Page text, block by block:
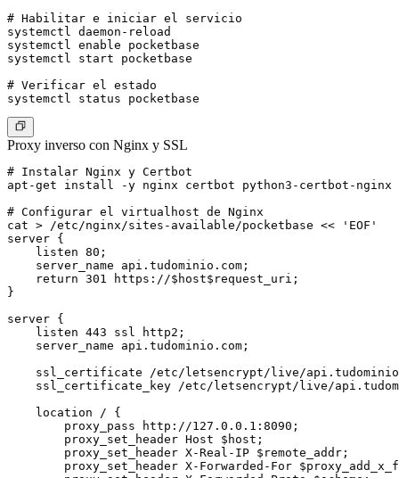
# Habilitar e iniciar el servicio
systemctl daemon-reload
systemctl enable pocketbase
systemctl start pocketbase
# Verificar el estado
Proxy inverso con Nginx y SSL
# Instalar Nginx y Certbot
apt-get install -y nginx certbot python3-certbot-nginx
# Configurar el virtualhost de Nginx
cat > /etc/nginx/sites-available/pocketbase << 'EOF'
server {
    listen 80;
    server_name api.tudominio.com;
    return 301 https://$host$request_uri;
}
server {
    listen 443 ssl http2;
    server_name api.tudominio.com;
ssl_certificate /etc/letsencrypt/live/
ssl_certificate_key /etc/letsencrypt/live/
    location / {
        proxy_pass http://127.0.0.1:8090;
        proxy_set_header Host $host;
        proxy_set_header X-Real-IP $remote_addr;
proxy_set_header X-Forwarded-For